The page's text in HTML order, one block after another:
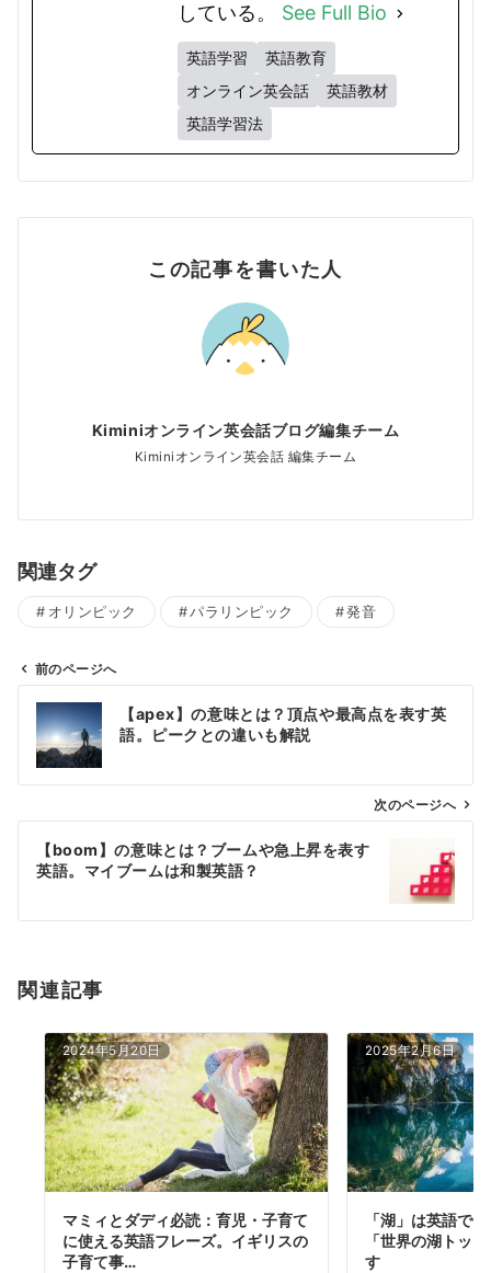
している。 See Full Bio
英語学習
英語教育
オンライン英会話
英語教材
英語学習法
この記事を書いた人
Kiminiオンライン英会話ブログ編集チーム
Kiminiオンライン英会話 編集チーム
関連タグ
オリンピック パラリンピック 発音
ビ
ン
前のページへ
【apex】の意味とは？頂点や最高点を表す英
語。ピークとの違いも解説
次のページへ
【boom】の意味とは？ブームや急上昇を表す
英語。マイブームは和製英語？
関連記事
2024年5月20日
マミィとダディ必読：育児・子育て
に使える英語フレーズ。イギリスの
子育て事…
2025年2月6日
「湖」は英語で
「世界の湖トッ
す